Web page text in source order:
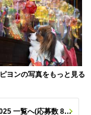
ヨンの写真をもっと見る
イヌトミィ モデル犬フォトコンテスト Autumn2025 一覧へ(応募数 801枚)